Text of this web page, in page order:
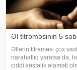
Əl titrəməsinin 5
Əllərin titrəməsi çox
narahatlıq yaratsa da,
ciddi xəstəlik əlaməti